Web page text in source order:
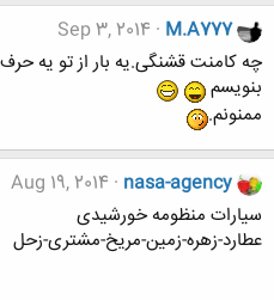
M.A777
Sep 3, 2014
چه کامنت قشنگی.یه بار از تو یه
بنویسم
ممنونم.
nasa-agency
Aug 19, 2014
سیارات منظومه خورشیدی
عطارد-زهره-زمین-مریخ-مشتری-زحل